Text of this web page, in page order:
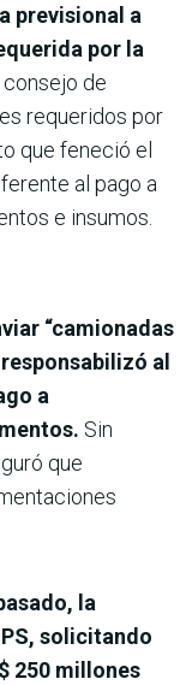
previsional a
por la
consejo de
requeridos por
que feneció el
al pago a
e insumos.
“camionadas
al
a
Sin
que
la
solicitando
250 millones